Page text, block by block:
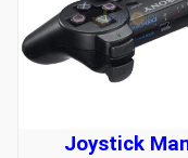
Joystick